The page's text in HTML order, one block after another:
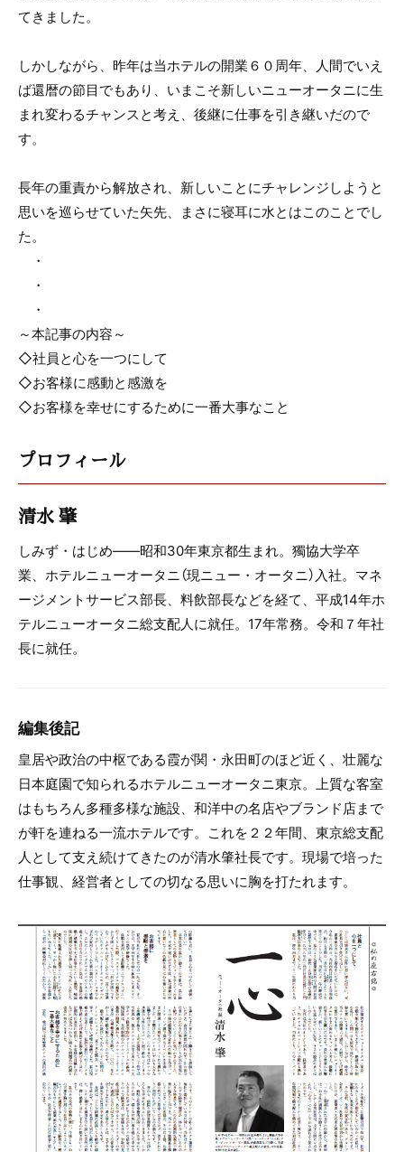
てきました。
しかしながら、昨年は当ホテルの開業６０周年、人間でいえ
ば還暦の節目でもあり、いまこそ新しいニューオータニに生
まれ変わるチャンスと考え、後継に仕事を引き継いだので
す。
長年の重責から解放され、新しいことにチャレンジしようと
思いを巡らせていた矢先、まさに寝耳に水とはこのことでし
た。
・
・
・
～本記事の内容～
◇社員と心を一つにして
◇お客様に感動と感激を
◇お客様を幸せにするために一番大事なこと
プロフィール
清水 肇
しみず・はじめ――昭和30年東京都生まれ。獨協大学卒
業、ホテルニューオータニ（現ニュー・オータニ）入社。マネ
ージメントサービス部長、料飲部長などを経て、平成14年ホ
テルニューオータニ総支配人に就任。17年常務。令和７年社
長に就任。
編集後記
皇居や政治の中枢である霞が関・永田町のほど近く、壮麗な
日本庭園で知られるホテルニューオータニ東京。上質な客室
はもちろん多種多様な施設、和洋中の名店やブランド店まで
が軒を連ねる一流ホテルです。これを２２年間、東京総支配
人として支え続けてきたのが清水肇社長です。現場で培った
仕事観、経営者としての切なる思いに胸を打たれます。